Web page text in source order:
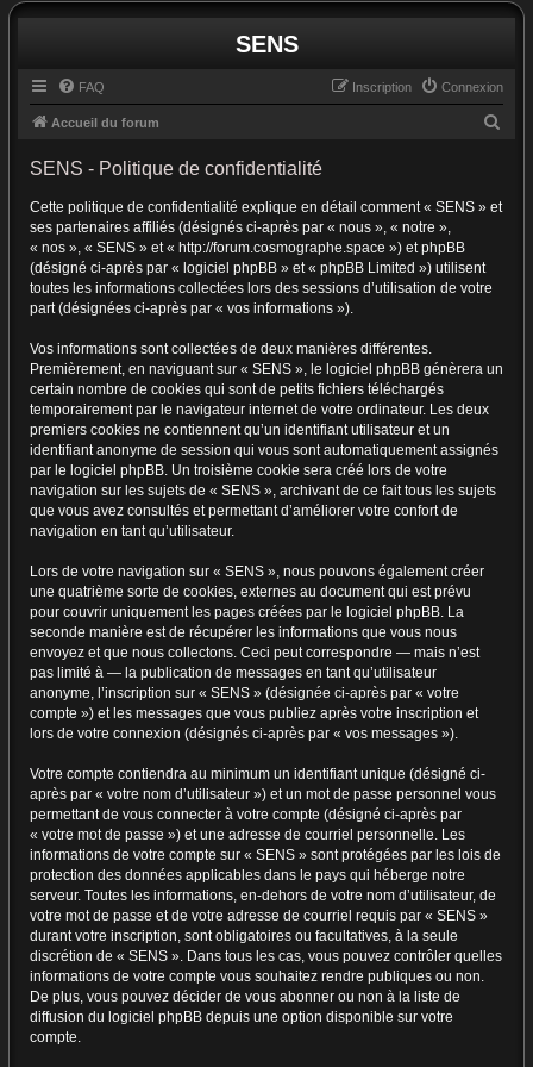
SENS
FAQ Connexion
Inscription
Accueil du forum
h
SENS - Politique de confidentialité
Cette politique de confidentialité explique en détail comment « SENS » et
ses partenaires affiliés (désignés ci-après par « nous », « notre »,
« nos », « SENS » et « http://forum.cosmographe.space ») et phpBB
(désigné ci-après par « logiciel phpBB » et « phpBB Limited ») utilisent
toutes les informations collectées lors des sessions d’utilisation de votre
part (désignées ci-après par « vos informations »).
Vos informations sont collectées de deux manières différentes.
Premièrement, en naviguant sur « SENS », le logiciel phpBB génèrera un
certain nombre de cookies qui sont de petits fichiers téléchargés
temporairement par le navigateur internet de votre ordinateur. Les deux
premiers cookies ne contiennent qu’un identifiant utilisateur et un
identifiant anonyme de session qui vous sont automatiquement assignés
par le logiciel phpBB. Un troisième cookie sera créé lors de votre
navigation sur les sujets de « SENS », archivant de ce fait tous les sujets
que vous avez consultés et permettant d’améliorer votre confort de
navigation en tant qu’utilisateur.
Lors de votre navigation sur « SENS », nous pouvons également créer
une quatrième sorte de cookies, externes au document qui est prévu
pour couvrir uniquement les pages créées par le logiciel phpBB. La
seconde manière est de récupérer les informations que vous nous
envoyez et que nous collectons. Ceci peut correspondre — mais n’est
pas limité à — la publication de messages en tant qu’utilisateur
anonyme, l’inscription sur « SENS » (désignée ci-après par « votre
compte ») et les messages que vous publiez après votre inscription et
lors de votre connexion (désignés ci-après par « vos messages »).
Votre compte contiendra au minimum un identifiant unique (désigné ci-
après par « votre nom d’utilisateur ») et un mot de passe personnel vous
permettant de vous connecter à votre compte (désigné ci-après par
« votre mot de passe ») et une adresse de courriel personnelle. Les
informations de votre compte sur « SENS » sont protégées par les lois de
protection des données applicables dans le pays qui héberge notre
serveur. Toutes les informations, en-dehors de votre nom d’utilisateur, de
votre mot de passe et de votre adresse de courriel requis par « SENS »
durant votre inscription, sont obligatoires ou facultatives, à la seule
discrétion de « SENS ». Dans tous les cas, vous pouvez contrôler quelles
informations de votre compte vous souhaitez rendre publiques ou non.
De plus, vous pouvez décider de vous abonner ou non à la liste de
diffusion du logiciel phpBB depuis une option disponible sur votre
compte.